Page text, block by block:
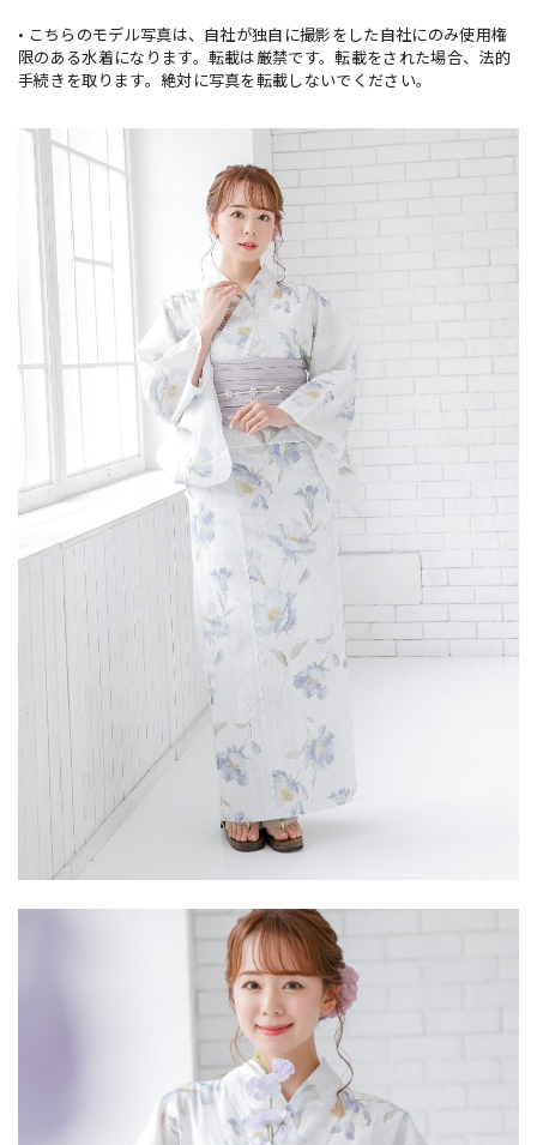
• こちらのモデル写真は、自社が独自に撮影をした自社にのみ使用権
限のある水着になります。転載は厳禁です。転載をされた場合、法的
手続きを取ります。絶対に写真を転載しないでください。